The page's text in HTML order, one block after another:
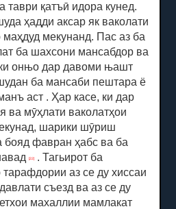
таври қатъӣ идора кунед.
ҳадди аксар як ваколати
мекунанд. Пас аз ба
ба шахсони мансабдор ва
онњо дар давоми њашт
ба мансаби пештара ё
аст . Ҳар касе, ки дар
ва мӯҳлати ваколатҳои
шарики шӯриш
фавран ҳабс ва ба
[22] .Тагьирот ба
тарафдории аз се ду хиссаи
съезд ва аз се ду
махаллии мамлакат